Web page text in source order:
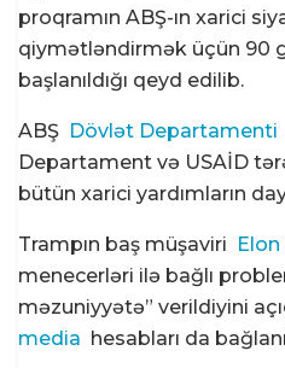
proqramın ABŞ-ın xarici
qiymətləndirmək üçün 90
başlanıldığı qeyd edilib.
ABŞ Dövlət Departamenti
Departament və USAİD
bütün xarici yardımların
Trampın baş müşaviri
menecerləri ilə bağlı
məzuniyyətə” verildiyini
media hesabları da